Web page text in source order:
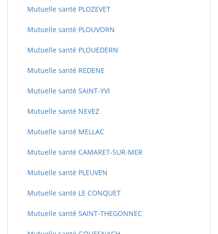
Mutuelle santé PLOZEVET
Mutuelle santé PLOUVORN
Mutuelle santé PLOUEDERN
Mutuelle santé REDENE
Mutuelle santé SAINT-YVI
Mutuelle santé NEVEZ
Mutuelle santé MELLAC
Mutuelle santé CAMARET-SUR-MER
Mutuelle santé PLEUVEN
Mutuelle santé LE CONQUET
Mutuelle santé SAINT-THEGONNEC